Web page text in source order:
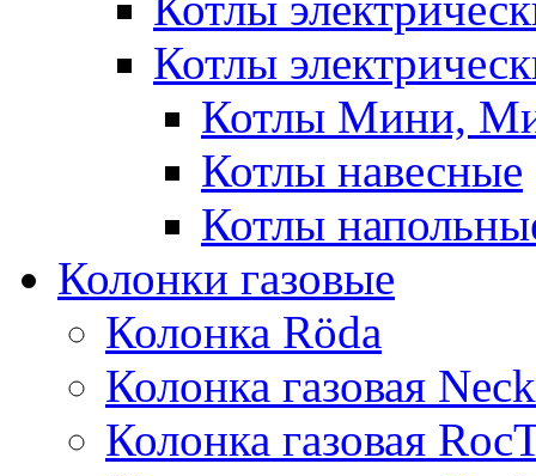
Котлы
Котлы Мини,
Котлы навесные
Котлы
Колонки газовые
Колонка Rӧda
Колонка газовая
Колонка газовая